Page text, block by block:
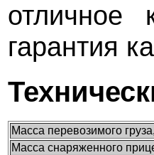
гарантия
Масса перевозимого
Масса снаряженного